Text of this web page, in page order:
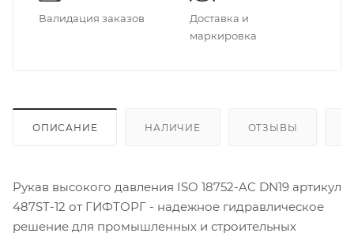
Валидация заказов
Доставка и
маркировка
ОПИСАНИЕ НАЛИЧИЕ ОТЗЫВЫ
Рукав высокого давления ISO 18752-AC DN19 артикул
487ST-12 от ГИФТОРГ - надежное гидравлическое
решение для промышленных и строительных